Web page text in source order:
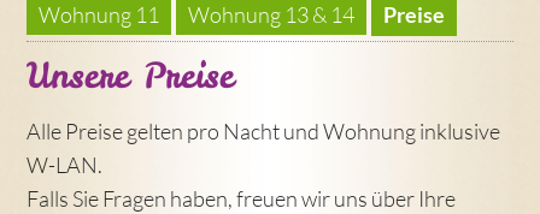
Wohnung 11
Wohnung 13 & 14 Preise
Unsere Preise
Alle Preise gelten pro Nacht und Wohnung inklusive
W-LAN.
Falls Sie Fragen haben, freuen wir uns über Ihre